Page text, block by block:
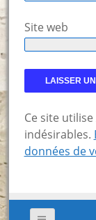
Site web
Ce site
indésirables.
données de